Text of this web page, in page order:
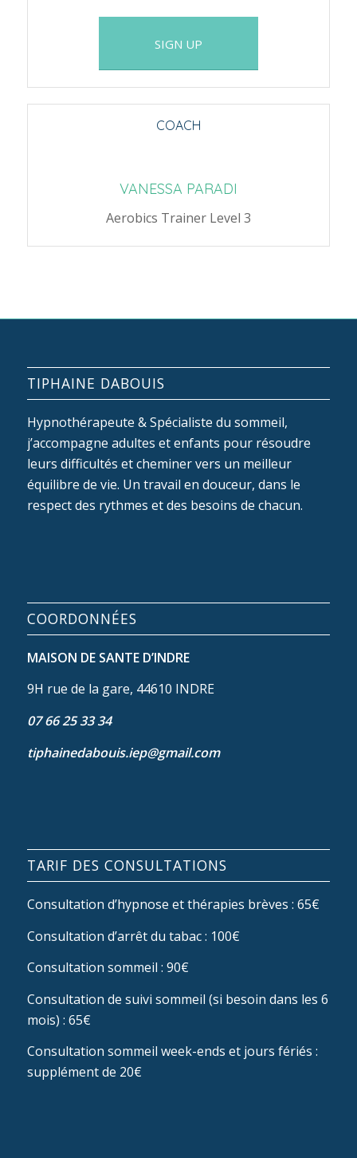
SIGN UP
COACH
VANESSA PARADI
Aerobics Trainer Level 3
TIPHAINE DABOUIS
Hypnothérapeute & Spécialiste du sommeil,
j’accompagne adultes et enfants pour résoudre
leurs difficultés et cheminer vers un meilleur
équilibre de vie. Un travail en douceur, dans le
respect des rythmes et des besoins de chacun.
COORDONNÉES
MAISON DE SANTE D’INDRE
9H rue de la gare, 44610 INDRE
07 66 25 33 34
tiphainedabouis.iep@gmail.com
TARIF DES CONSULTATIONS
Consultation d’hypnose et thérapies brèves : 65€
Consultation d’arrêt du tabac : 100€
Consultation sommeil : 90€
Consultation de suivi sommeil (si besoin dans les 6
mois) : 65€
Consultation sommeil week-ends et jours fériés :
supplément de 20€